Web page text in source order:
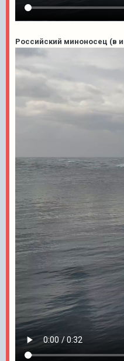
Российский миноносец (в